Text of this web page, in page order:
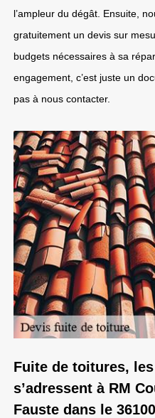
l’ampleur du dégât. Ensuite,
gratuitement un devis sur
budgets nécessaires à sa
engagement, c’est juste un
pas à nous contacter.
Fuite de toitures,
s’adressent à RM
Fauste dans le 36100